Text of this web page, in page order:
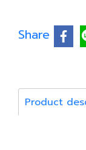
Share
Product